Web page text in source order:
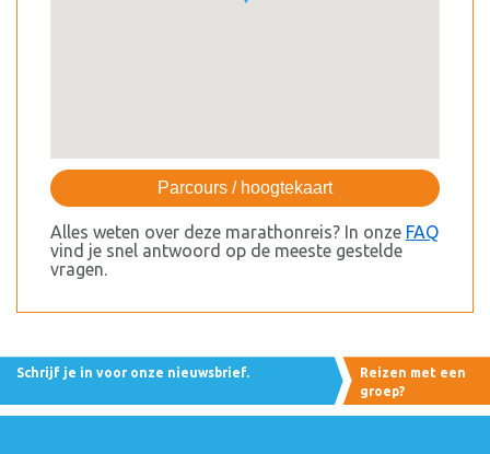
Parcours / hoogtekaart
Alles weten over deze marathonreis? In onze FAQ
vind je snel antwoord op de meeste gestelde
vragen.
Schrijf je in voor onze nieuwsbrief.
Reizen met een
groep?